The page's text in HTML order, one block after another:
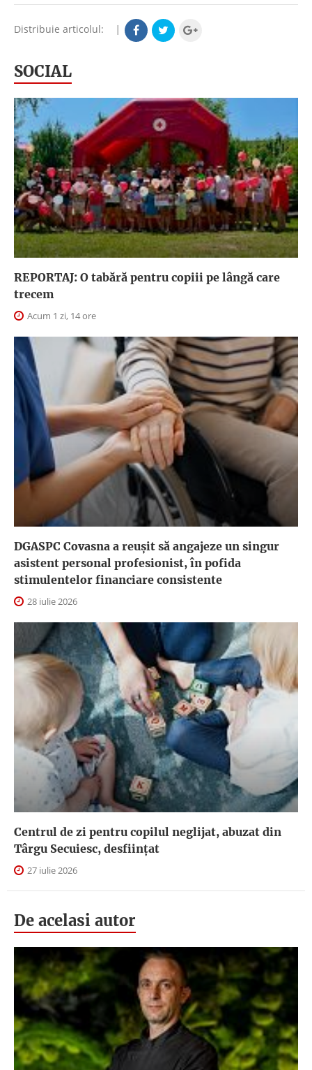
Distribuie articolul: |
SOCIAL
REPORTAJ: O tabără pentru copiii pe lângă care
trecem
Acum 1 zi, 14 ore
DGASPC Covasna a reuşit să angajeze un singur
asistent personal profesionist, în pofida
stimulentelor financiare consistente
28 iulie 2026
Centrul de zi pentru copilul neglijat, abuzat din
Târgu Secuiesc, desfiinţat
27 iulie 2026
De acelasi autor